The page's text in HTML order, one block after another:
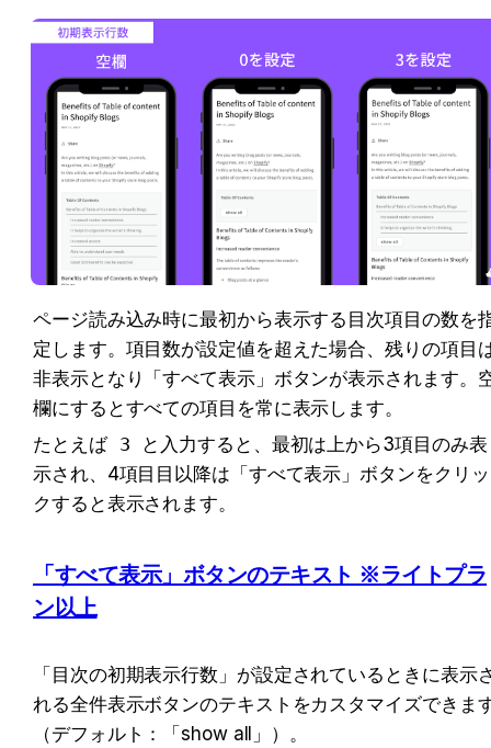
ページ読み込み時に最初から表示する目次項目の数を
定します。項目数が設定値を超えた場合、残りの項目
非表示となり「すべて表示」ボタンが表示されます。
欄にするとすべての項目を常に表示します。
たとえば 3
と入力すると、最初は上から3項目のみ表
示され、4項目目以降は「すべて表示」ボタンをクリッ
クすると表示されます。
「すべて表示」ボタンのテキスト ※ライトプラ
ン以上
「目次の初期表示行数」が設定されているときに表示
れる全件表示ボタンのテキストをカスタマイズできま
（デフォルト：「show all」）。